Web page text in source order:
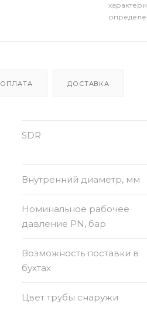
ОПЛАТА ДОСТАВКА
SDR
Внутренний диаметр, мм
Номинальное рабочее
давление PN, бар
Возможность поставки в
бухтах
Цвет трубы снаружи